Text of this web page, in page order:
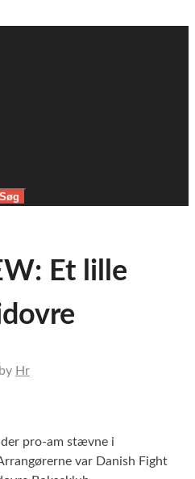
Et lille
by Hr
pro-am stævne i
var Danish Fight